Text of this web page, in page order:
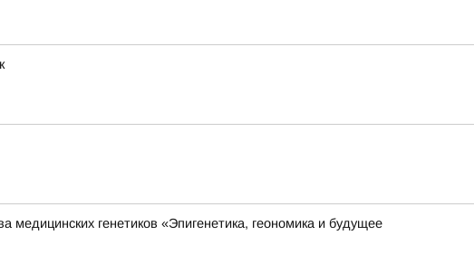
генетиков «Эпигенетика, геономика и будущее